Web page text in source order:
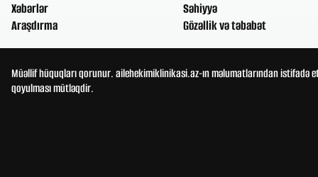
Xəbərlər
Araşdırma
Səhiyyə
Gözəllik və təbabət
Müəllif hüquqları qorunur. ailehekimiklinikasi.az-ın məlumatlarından
qoyulması mütləqdir.